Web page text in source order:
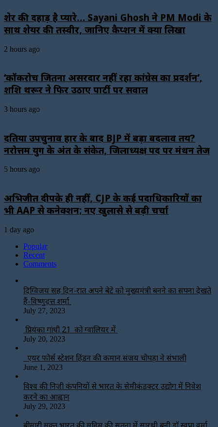
शेर की दहाड़ है प्यारे… Sayani Ghosh ने PM Modi के
साथ शेयर की तस्वीर, जानिए कैप्शन में क्या लिखा
2 hours ago
‘कॉकरोच जितना असरदार नहीं रहा कांग्रेस का प्रदर्शन’,
शशि थरूर ने फिर उठाए पार्टी पर सवाल
3 hours ago
दतिया उपचुनाव हार के बाद BJP में बड़ा बदलाव तय?
नरोत्तम युग के अंत के संकेत, जिलाध्यक्ष पद पर मंथन तेज
5 hours ago
अभिजीत दीपके ही नहीं, CJP के कई पदाधिकारियों का
भी AAP से कनेक्शन; नए खुलासे से बढ़ी चर्चा
1 day ago
Popular
Recent
Comments
दिग्विजय सिंह दिन-रात अपने बेटे को मुख्यमंत्री बनने का सपना देखते
हैं-विष्णुदत्त शर्मा
July 27, 2023
प्रियंका गांधी 21 को ग्वालियर में
July 20, 2023
एयर फोर्स स्टेशन हिंडन की कमान संजय चोपड़ा ने संभाली
June 1, 2023
विश्‍व की निजी कंपनियों से भारत के सेमीकंडक्टर उद्योग में निवेश
करने का आह्वान
July 29, 2023